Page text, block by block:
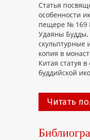
Статья
особенности
пещере № 169
Удаяны Будды,
скульптурные
копия в
Китая статуя
буддийской
Читать